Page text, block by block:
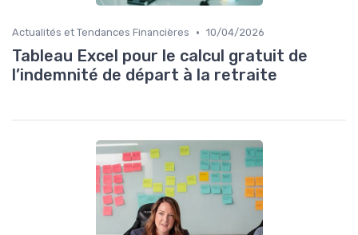
Actualités et Tendances Financières • 10/04/2026
Tableau Excel pour le calcul gratuit de
l’indemnité de départ à la retraite